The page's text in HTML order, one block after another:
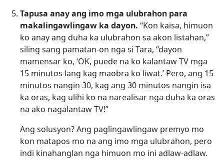
Tapusa anay ang imo mga ulubrahon para
makalingawlingaw ka dayon. “Kon kaisa, himuon
ko anay ang duha ka ulubrahon sa akon listahan,”
siling sang pamatan-on nga si Tara, “dayon
mamensar ko, ‘OK, puede na ko kalantaw TV mga
15 minutos lang kag maobra ko liwat.’ Pero, ang 15
minutos nangin 30, kag ang 30 minutos nangin isa
ka oras, kag ulihi ko na narealisar nga duha ka oras
na ako nagalantaw TV!”
Ang solusyon? Ang paglingawlingaw premyo mo
kon matapos mo na ang imo mga ulubrahon, pero
indi kinahanglan nga himuon mo ini adlaw-adlaw.